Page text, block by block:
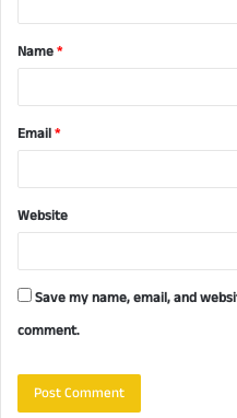
t
*Name*
Email*
Website
Save my name, email, and
comment.